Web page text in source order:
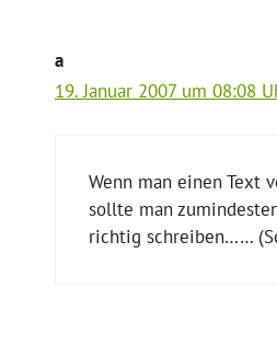
a
19. Januar 2007 um 08:08
Wenn man einen Text
sollte man
richtig schreiben……